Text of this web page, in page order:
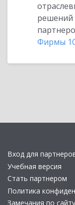
решений
Фирмы
Вход для
Учебная версия
Стать партнером
Политика
Замечания по сайту